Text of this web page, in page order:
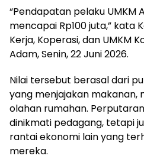
“Pendapatan pelaku UMKM
mencapai Rp100 juta,” kata
Kerja, Koperasi, dan UMKM
Adam, Senin, 22 Juni 2026.
Nilai tersebut berasal dari
yang menjajakan makanan,
olahan rumahan.
dinikmati pedagang, tetapi
rantai ekonomi lain yang
mereka.